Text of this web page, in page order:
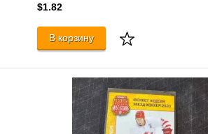
$1.82
В корзину